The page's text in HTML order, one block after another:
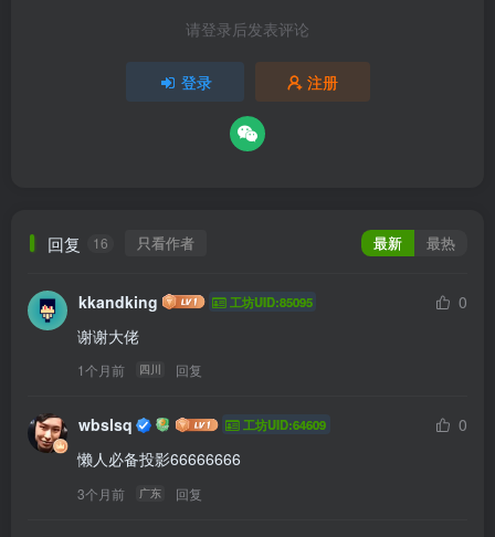
请登录后发表评论
登录 注册
回复 16 只看作者 最新 最热
kkandking 工坊UID:85095
0
谢谢大佬
1个月前 四川 回复
wbslsq 工坊UID:64609
0
懒人必备投影66666666
3个月前 广东 回复